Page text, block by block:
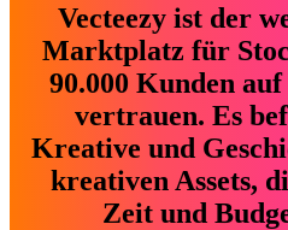
Vecteezy ist der
Marktplatz für
90.000 Kunden
vertrauen. Es
Kreative und
kreativen Assets,
Zeit und